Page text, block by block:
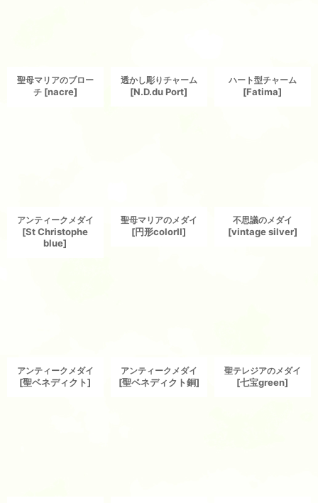
聖母マリアのブロー
チ [nacre]
透かし彫りチャーム
[N.D.du Port]
ハート型チャーム
[Fatima]
アンティークメダイ
[St Christophe
blue]
聖母マリアのメダイ
[円形colorII]
不思議のメダイ
[vintage silver]
アンティークメダイ
[聖ベネディクト]
アンティークメダイ
[聖ベネディクト銅]
聖テレジアのメダイ
[七宝green]